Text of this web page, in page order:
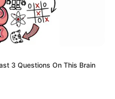
3 Questions On This Brain